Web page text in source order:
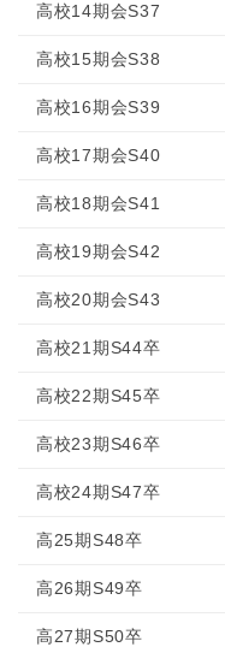
高校14期会S37
高校15期会S38
高校16期会S39
高校17期会S40
高校18期会S41
高校19期会S42
高校20期会S43
高校21期S44卒
高校22期S45卒
高校23期S46卒
高校24期S47卒
高25期S48卒
高26期S49卒
高27期S50卒